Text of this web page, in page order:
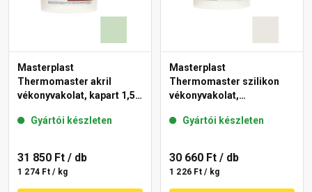
Masterplast
Thermomaster akril
vékonyvakolat, kapart 1,5
Gyártói készleten
31 850 Ft / db
1 274 Ft / kg
Masterplast
Thermomaster szilikon
vékonyvakolat,
45-F 25 kg
Gyártói készleten
30 660 Ft / db
1 226 Ft / kg